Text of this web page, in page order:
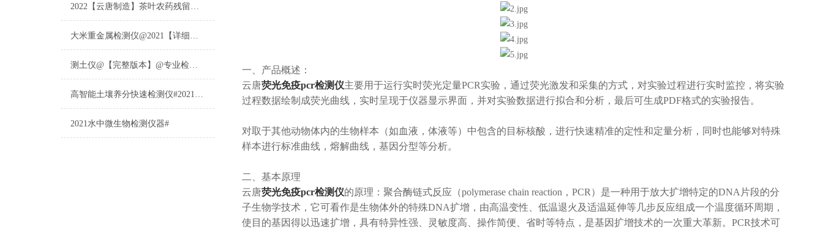
2022【云唐制造】茶叶农药残留检测仪多少钱一台@山东云唐仪器仪表制造
大米重金属检测仪@2021【详细版本】@专业检测大米重金属仪器仪表
测土仪@【完整版本】@专业检测土壤的仪器仪表
高智能土壤养分快速检测仪#2021【土壤养分检测专用仪器仪表】
2021水中微生物检测仪器#
一、产品概述：
云唐荧光免疫pcr检测仪主要用于运行实时荧光定量PCR实验，通过荧光激发和采集的方式，对实验过程进行实时监控，将实验
过程数据绘制成荧光曲线，实时呈现于仪器显示界面，并对实验数据进行拟合和分析，最后可生成PDF格式的实验报告。
对取于其他动物体内的生物样本（如血液，体液等）中包含的目标核酸，进行快速精准的定性和定量分析，同时也能够对特殊
样本进行标准曲线，熔解曲线，基因分型等分析。
二、基本原理
云唐荧光免疫pcr检测仪的原理：聚合酶链式反应（polymerase chain reaction，PCR）是一种用于放大扩增特定的DNA片段的分
子生物学技术，它可看作是生物体外的特殊DNA扩增，由高温变性、低温退火及适温延伸等几步反应组成一个温度循环周期，
使目的基因得以迅速扩增，具有特异性强、灵敏度高、操作简便、省时等特点，是基因扩增技术的一次重大革新。PCR技术可